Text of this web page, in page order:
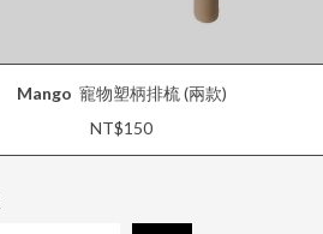
Mango 寵物塑柄排梳 (兩款)
NT$150